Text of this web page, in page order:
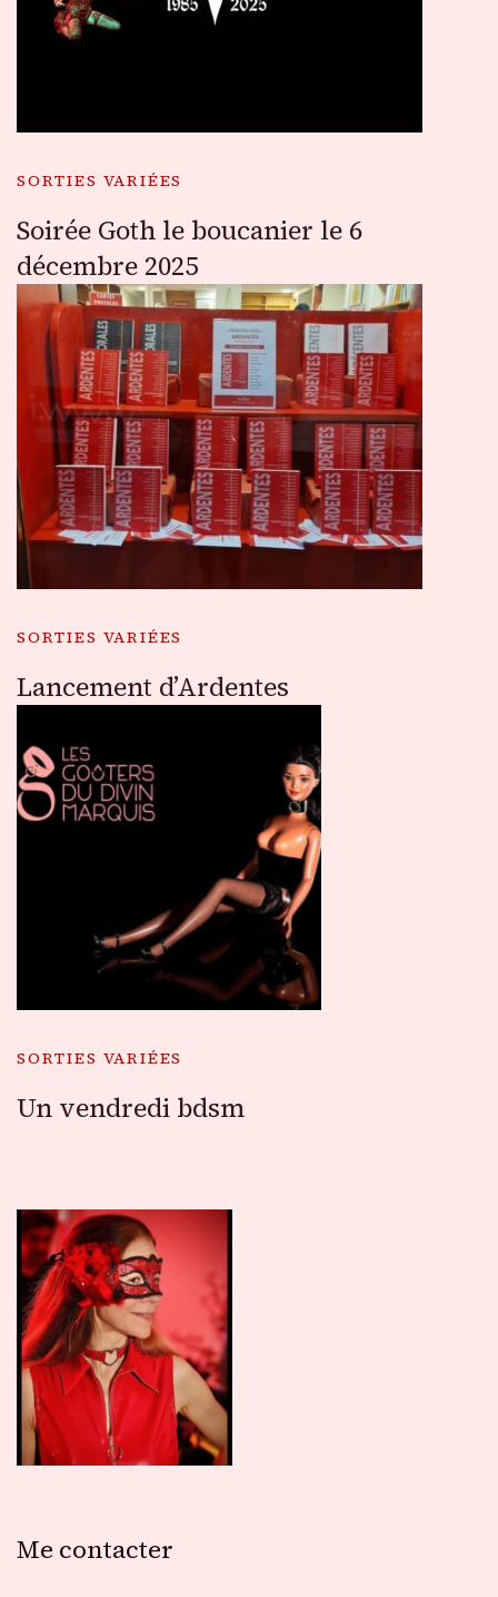
SORTIES VARIÉES
Soirée Goth le boucanier le 6
décembre 2025
SORTIES VARIÉES
Lancement d’Ardentes
SORTIES VARIÉES
Un vendredi bdsm
Me contacter